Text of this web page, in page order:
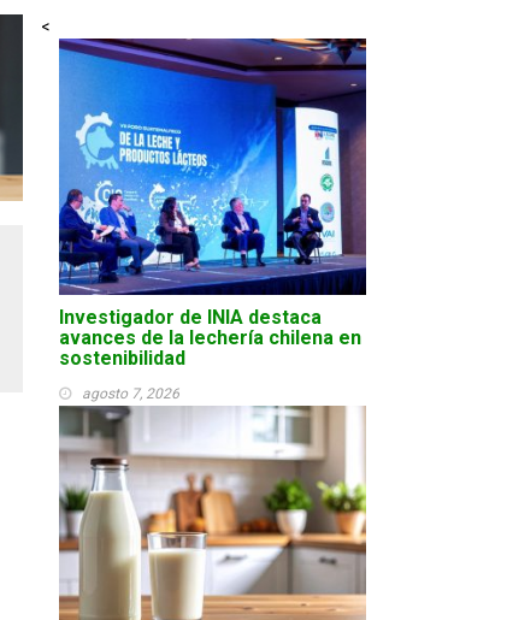
<
Investigador de INIA destaca
avances de la lechería chilena en
sostenibilidad
agosto 7, 2026